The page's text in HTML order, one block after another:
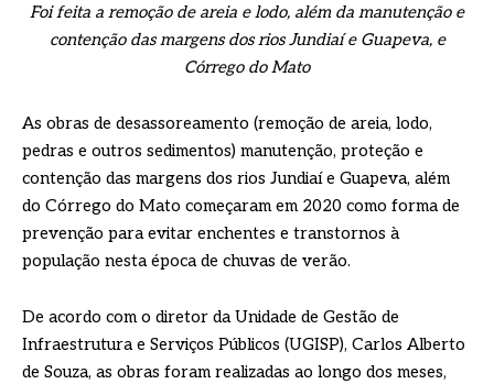
Foi feita a remoção de areia e lodo, além da manutenção e
contenção das margens dos rios Jundiaí e Guapeva, e
Córrego do Mato
As obras de desassoreamento (remoção de areia, lodo,
pedras e outros sedimentos) manutenção, proteção e
contenção das margens dos rios Jundiaí e Guapeva, além
do Córrego do Mato começaram em 2020 como forma de
prevenção para evitar enchentes e transtornos à
população nesta época de chuvas de verão.
De acordo com o diretor da Unidade de Gestão de
Infraestrutura e Serviços Públicos (UGISP), Carlos Alberto
de Souza, as obras foram realizadas ao longo dos meses,